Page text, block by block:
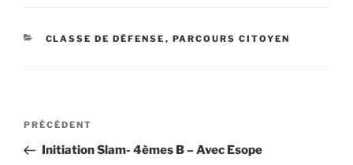
CATÉGORIES
CLASSE DE DÉFENSE , PARCOURS CITOYEN
Navigation
l’article
Article
précédent
PRÉCÉDENT
Initiation Slam- 4èmes B – Avec Esope